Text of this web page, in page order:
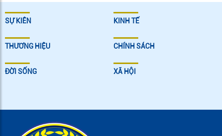
SỰ KIÊN KINH TẾ
THƯƠNG HIỆU CHÍNH SÁCH
ĐỜI SỐNG XÃ HỘI